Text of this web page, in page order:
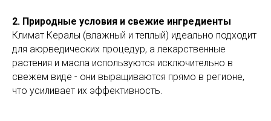
2. Природные условия и свежие ингредиенты
Климат Кералы (влажный и теплый) идеально подходит
для аюрведических процедур, а лекарственные
растения и масла используются исключительно в
свежем виде - они выращиваются прямо в регионе,
что усиливает их эффективность.